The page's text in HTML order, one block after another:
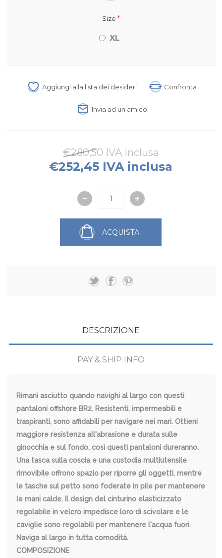
Size *
XL
Aggiungi alla lista dei desideri Confronta
Invia ad un amico
€280,50 IVA inclusa
€252,45 IVA inclusa
ACQUISTA
DESCRIZIONE
PAY & SHIP INFO
Rimani asciutto quando navighi al largo con questi
pantaloni offshore BR2. Resistenti, impermeabili e
traspiranti, sono affidabili per navigare nei mari. Ottieni
maggiore resistenza all'abrasione e durata sulle
ginocchia e sul fondo, così questi pantaloni dureranno.
Una tasca sulla coscia e una custodia multiutensile
rimovibile offrono spazio per riporre gli oggetti, mentre
le tasche sul petto sono foderate in pile per mantenere
le mani calde. Il design del cinturino elasticizzato
regolabile in velcro impedisce loro di scivolare e le
caviglie sono regolabili per mantenere l'acqua fuori.
Naviga al largo in tutta comodità.
COMPOSIZIONE